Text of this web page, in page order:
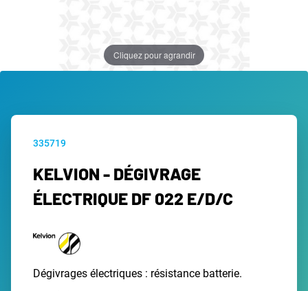
Cliquez pour agrandir
335719
KELVION - DÉGIVRAGE
ÉLECTRIQUE DF 022 E/D/C
Dégivrages électriques : résistance batterie.